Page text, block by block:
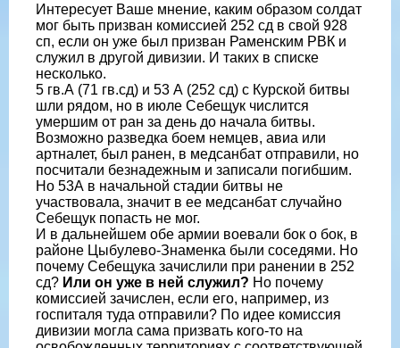
Интересует Ваше мнение, каким образом солдат
мог быть призван комиссией 252 сд в свой 928
сп, если он уже был призван Раменским РВК и
служил в другой дивизии. И таких в списке
несколько.
5 гв.А (71 гв.сд) и 53 А (252 сд) с Курской битвы
шли рядом, но в июле Себещук числится
умершим от ран за день до начала битвы.
Возможно разведка боем немцев, авиа или
артналет, был ранен, в медсанбат отправили, но
посчитали безнадежным и записали погибшим.
Но 53А в начальной стадии битвы не
участвовала, значит в ее медсанбат случайно
Себещук попасть не мог.
И в дальнейшем обе армии воевали бок о бок, в
районе Цыбулево-Знаменка были соседями. Но
почему Себещука зачислили при ранении в 252
сд? Или он уже в ней служил? Но почему
комиссией зачислен, если его, например, из
госпиталя туда отправили? По идее комиссия
дивизии могла сама призвать кого-то на